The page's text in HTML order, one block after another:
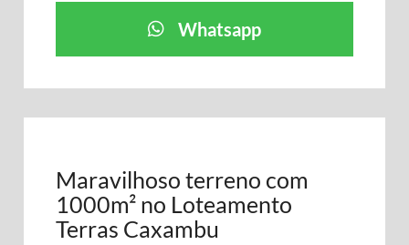
Whatsapp
Maravilhoso terreno com
1000m² no Loteamento
Terras Caxambu